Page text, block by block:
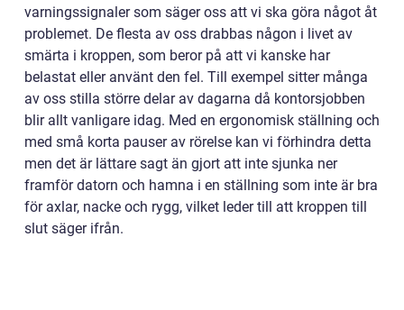
varningssignaler som säger oss att vi ska göra något åt
problemet. De flesta av oss drabbas någon i livet av
smärta i kroppen, som beror på att vi kanske har
belastat eller använt den fel. Till exempel sitter många
av oss stilla större delar av dagarna då kontorsjobben
blir allt vanligare idag. Med en ergonomisk ställning och
med små korta pauser av rörelse kan vi förhindra detta
men det är lättare sagt än gjort att inte sjunka ner
framför datorn och hamna i en ställning som inte är bra
för axlar, nacke och rygg, vilket leder till att kroppen till
slut säger ifrån.